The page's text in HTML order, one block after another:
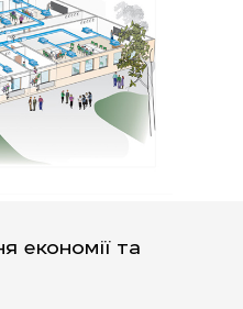
економії та